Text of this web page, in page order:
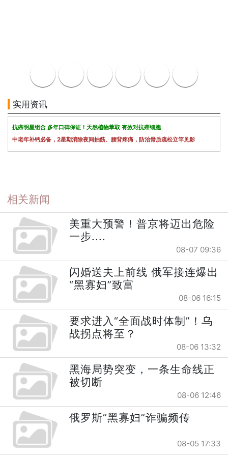
实用资讯
抗癌明星组合 多年口碑保证！天然植物萃取 有效对抗癌细胞
中老年补钙必备，2星期消除夜间抽筋、腰背疼痛，防治骨质疏松立竿见影
相关新闻
美重大预警！普京将迈出危险
一步....
08-07 09:36
闪婚送夫上前线 俄军接连爆出
“黑寡妇”致富
08-06 16:15
要求进入“全面战时体制”！乌
战拐点将至？
08-06 13:32
黑海局势突变，一条生命线正
被切断
08-06 12:46
俄罗斯“黑寡妇”诈骗频传
08-05 17:33